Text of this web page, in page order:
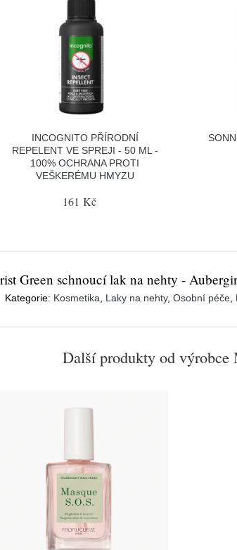
INCOGNITO PŘÍRODNÍ
REPELENT VE SPREJI - 50 ML -
100% OCHRANA PROTI
VEŠKERÉMU HMYZU
161 Kč
Green schnoucí lak na nehty -
Kategorie: Kosmetika Laky na nehty, Osobní péče
Další produkty od výrobce